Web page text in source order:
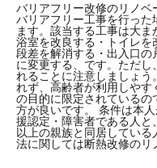
バリアフリー改修のリノ
バリアフリー工事を行った
ます。該当する工事は大
浴室を改良する・トイレを
段差を解消する・出入口
に変更する、です。ただし
れることに注意しましょう
れず、高齢者が利用しや
の目的に限定されているの
方が良いです。 条件は本
援認定・障害者である人
以上の親族と同居してい
法に関しては断熱改修のリ